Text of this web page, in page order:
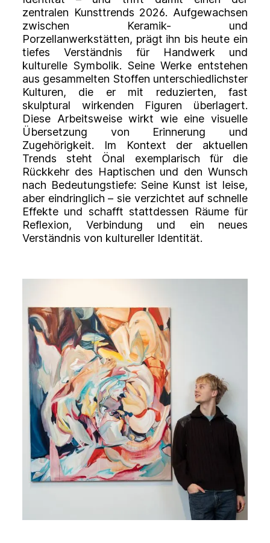
zentralen Kunsttrends 2026. Aufgewachsen
zwischen Keramik- und
Porzellanwerkstätten, prägt ihn bis heute ein
tiefes Verständnis für Handwerk und
kulturelle Symbolik. Seine Werke entstehen
aus gesammelten Stoffen unterschiedlichster
Kulturen, die er mit reduzierten, fast
skulptural wirkenden Figuren überlagert.
Diese Arbeitsweise wirkt wie eine visuelle
Übersetzung von Erinnerung und
Zugehörigkeit. Im Kontext der aktuellen
Trends steht Önal exemplarisch für die
Rückkehr des Haptischen und den Wunsch
nach Bedeutungstiefe: Seine Kunst ist leise,
aber eindringlich – sie verzichtet auf schnelle
Effekte und schafft stattdessen Räume für
Reflexion, Verbindung und ein neues
Verständnis von kultureller Identität.